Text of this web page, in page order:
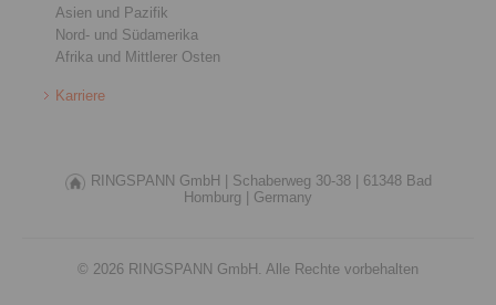
Asien und Pazifik
Nord- und Südamerika
Afrika und Mittlerer Osten
Karriere
RINGSPANN GmbH | Schaberweg 30-38 |
61348 Bad
Homburg |
Germany
© 2026 RINGSPANN GmbH. Alle Rechte vorbehalten